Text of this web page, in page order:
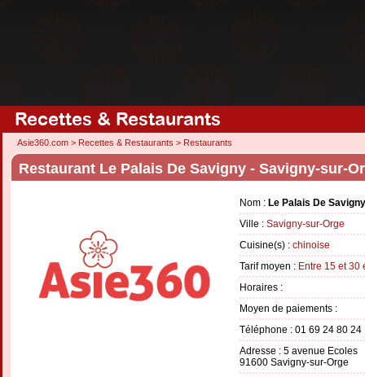
Recettes & Restaurants
Asie360.com > Recettes & Restaurants > Restaurants
Restaurant Le Palais De Savigny - Savigny-sur-
Nom : Le Palais De Savigny
Ville : Savigny-sur-Orge
Cuisine(s) : chinoise
Tarif moyen : Entre 15 et 30
Horaires :
Moyen de paiements :
Téléphone : 01 69 24 80 24
Adresse : 5 avenue Ecoles
91600 Savigny-sur-Orge